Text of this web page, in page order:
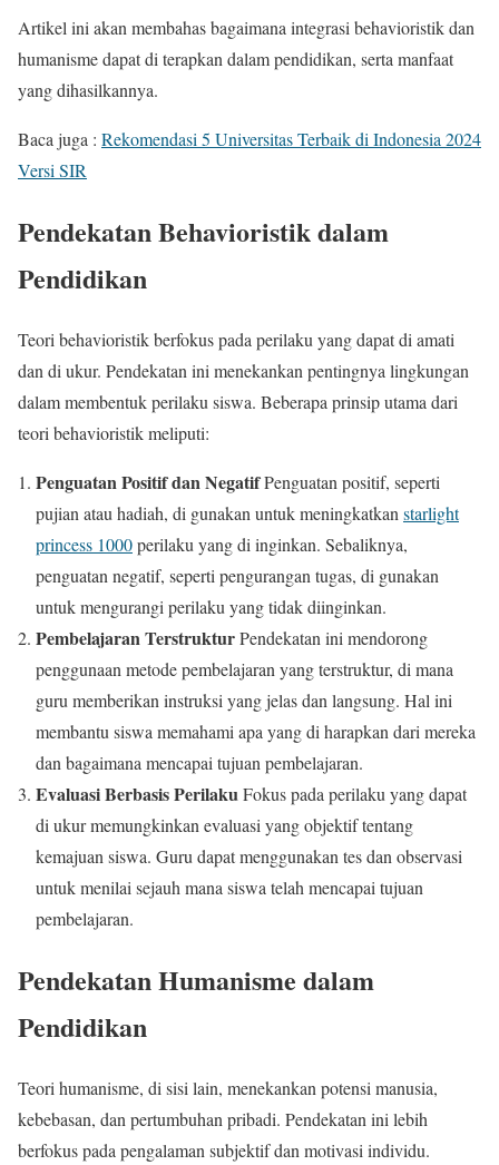
Artikel ini akan membahas bagaimana integrasi behavioristik dan
humanisme dapat di terapkan dalam pendidikan, serta manfaat
yang dihasilkannya.
Baca juga : Rekomendasi 5 Universitas Terbaik di Indonesia 2024
Versi SIR
Pendekatan Behavioristik dalam
Pendidikan
Teori behavioristik berfokus pada perilaku yang dapat di amati
dan di ukur. Pendekatan ini menekankan pentingnya lingkungan
dalam membentuk perilaku siswa. Beberapa prinsip utama dari
teori behavioristik meliputi:
Penguatan Positif dan NegatifPenguatan positif, seperti
pujian atau hadiah, di gunakan untuk meningkatkan starlight
princess 1000perilaku yang di inginkan. Sebaliknya,
penguatan negatif, seperti pengurangan tugas, di gunakan
untuk mengurangi perilaku yang tidak diinginkan.
Pembelajaran TerstrukturPendekatan ini mendorong
penggunaan metode pembelajaran yang terstruktur, di mana
guru memberikan instruksi yang jelas dan langsung. Hal ini
membantu siswa memahami apa yang di harapkan dari mereka
dan bagaimana mencapai tujuan pembelajaran.
Evaluasi Berbasis PerilakuFokus pada perilaku yang dapat
di ukur memungkinkan evaluasi yang objektif tentang
kemajuan siswa. Guru dapat menggunakan tes dan observasi
untuk menilai sejauh mana siswa telah mencapai tujuan
pembelajaran.
Pendekatan Humanisme dalam
Pendidikan
Teori humanisme, di sisi lain, menekankan potensi manusia,
kebebasan, dan pertumbuhan pribadi. Pendekatan ini lebih
berfokus pada pengalaman subjektif dan motivasi individu.